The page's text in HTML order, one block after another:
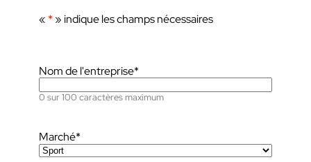
« *» indique les champs nécessaires
Nom de l'entreprise*
0 sur 100 caractères maximum
Marché*